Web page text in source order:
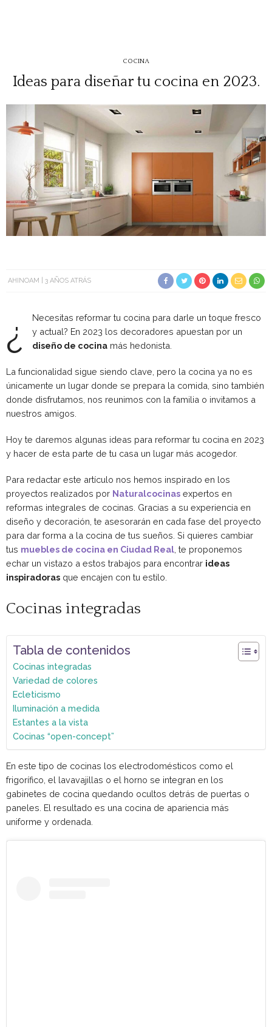
COCINA
Ideas para diseñar tu cocina en 2023.
AHINOAM 3 AÑOS ATRÁS
¿
Necesitas reformar tu cocina para darle un toque fresco
y actual? En 2023 los decoradores apuestan por un
diseño de cocina más hedonista.
La funcionalidad sigue siendo clave, pero la cocina ya no es
únicamente un lugar donde se prepara la comida, sino también
donde disfrutamos, nos reunimos con la familia o invitamos a
nuestros amigos.
Hoy te daremos algunas ideas para reformar tu cocina en 2023
y hacer de esta parte de tu casa un lugar más acogedor.
Para redactar este artículo nos hemos inspirado en los
proyectos realizados por Naturalcocinas expertos en
reformas integrales de cocinas. Gracias a su experiencia en
diseño y decoración, te asesorarán en cada fase del proyecto
para dar forma a la cocina de tus sueños. Si quieres cambiar
tus muebles de cocina en Ciudad Real, te proponemos
echar un vistazo a estos trabajos para encontrar ideas
inspiradoras que encajen con tu estilo.
Cocinas integradas
Tabla de contenidos
Cocinas integradas
Variedad de colores
Ecleticismo
Iluminación a medida
Estantes a la vista
Cocinas “open-concept”
En este tipo de cocinas los electrodomésticos como el
frigorífico, el lavavajillas o el horno se integran en los
gabinetes de cocina quedando ocultos detrás de puertas o
paneles. El resultado es una cocina de apariencia más
uniforme y ordenada.